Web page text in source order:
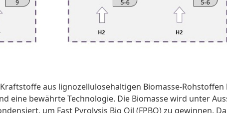
aus lignozellulosehaltigen Biomasse-
eine bewährte Technologie. Die Biomasse wird unter
um Fast Pyrolysis Bio Oil (FPBO) zu gewinnen.